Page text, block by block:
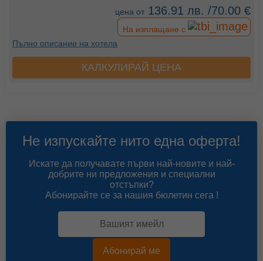
цена от 136.91 лв. /70.00 €
На изплащане с
Пълно описание на хотела
КАЛКУЛИРАЙ ЦЕНА
Не изпускайте нито една оферта!
Искате да получавате първи най-новите и най-
добрите ни предложения и специални
отстъпки?
Абонирайте се за нашия бюлетин сега !
Абонирай ме